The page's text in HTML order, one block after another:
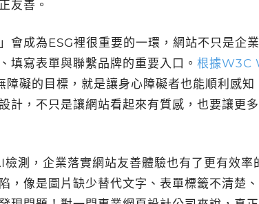
友善。
會成為ESG裡很重要的一環，網站不只是企
填寫表單與聯繫品牌的重要入口。根據
障礙的目標，就是讓身心障礙者也能順利感
計，不只是讓網站看起來有質感，也要讓更
測，企業落實網站友善體驗也有了更有效
，像是圖片缺少替代文字、表單標籤不清楚